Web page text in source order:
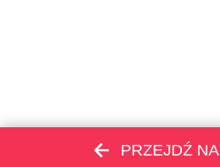
PRZEJDŹ NA